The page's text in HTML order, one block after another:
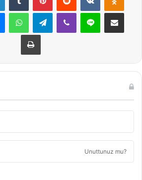
MessengerWhatsAppTelegramViber Line E-Posta ile
Yazdır
Unuttunuz mu?